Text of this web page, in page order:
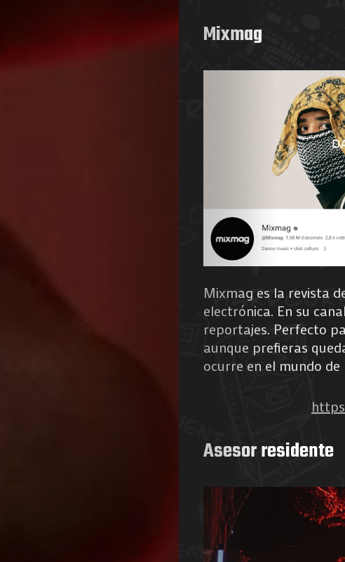
Mixmag
Mixmag es la revista
electrónica. En su
reportajes. Perfecto
aunque prefieras
ocurre en el mundo de
Asesor residente